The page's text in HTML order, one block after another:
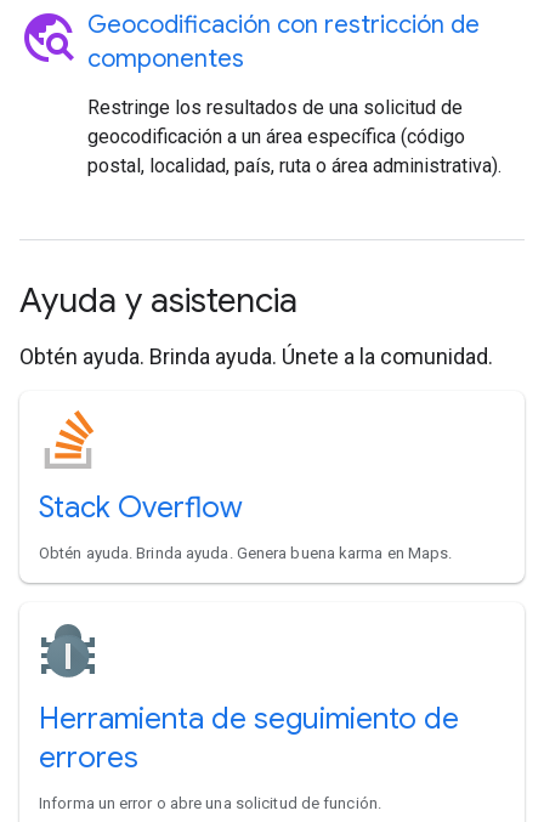
travel_explore Geocodificación con restricción de
componentes
Restringe los resultados de una solicitud de
geocodificación a un área específica (código
postal, localidad, país, ruta o área administrativa).
Ayuda y asistencia
Obtén ayuda. Brinda ayuda. Únete a la comunidad.
Stack Overflow
Obtén ayuda. Brinda ayuda. Genera buena karma en Maps.
Herramienta de seguimiento de
errores
Informa un error o abre una solicitud de función.